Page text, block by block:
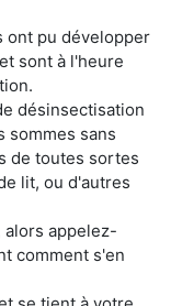
ont pu développer
sont à l'heure
désinsectisation
sommes sans
de toutes sortes
lit, ou d'autres
alors appelez-
comment s'en